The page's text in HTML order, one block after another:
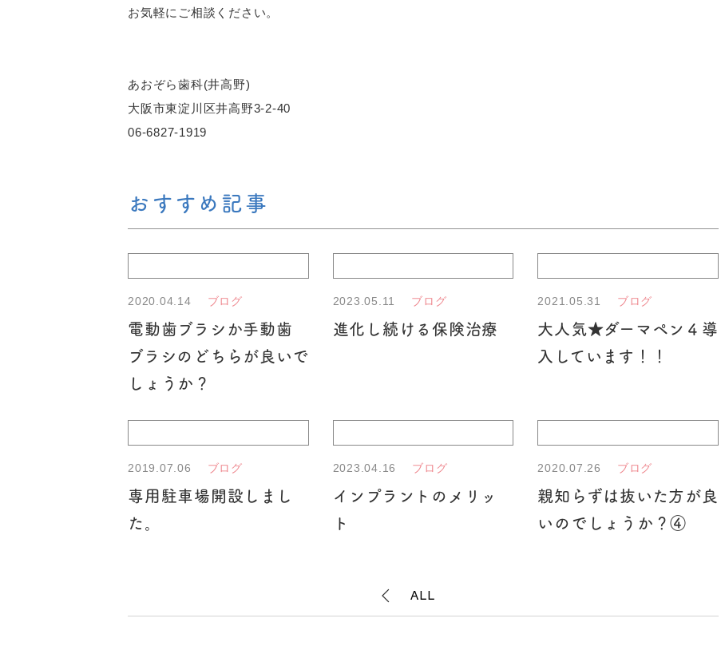
お気軽にご相談ください。
あおぞら歯科(井高野)
大阪市東淀川区井高野3-2-40
06-6827-1919
おすすめ記事
2020.04.14 ブログ
電動歯ブラシか手動歯
ブラシのどちらが良いで
しょうか？
2023.05.11 ブログ
進化し続ける保険治療
2021.05.31 ブログ
大人気★ダーマペン４導
入しています！！
2019.07.06 ブログ
専用駐車場開設しまし
た。
2023.04.16 ブログ
インプラントのメリッ
ト
2020.07.26 ブログ
親知らずは抜いた方が良
いのでしょうか？④
ALL